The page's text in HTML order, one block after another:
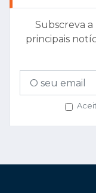
Subscreva
principais